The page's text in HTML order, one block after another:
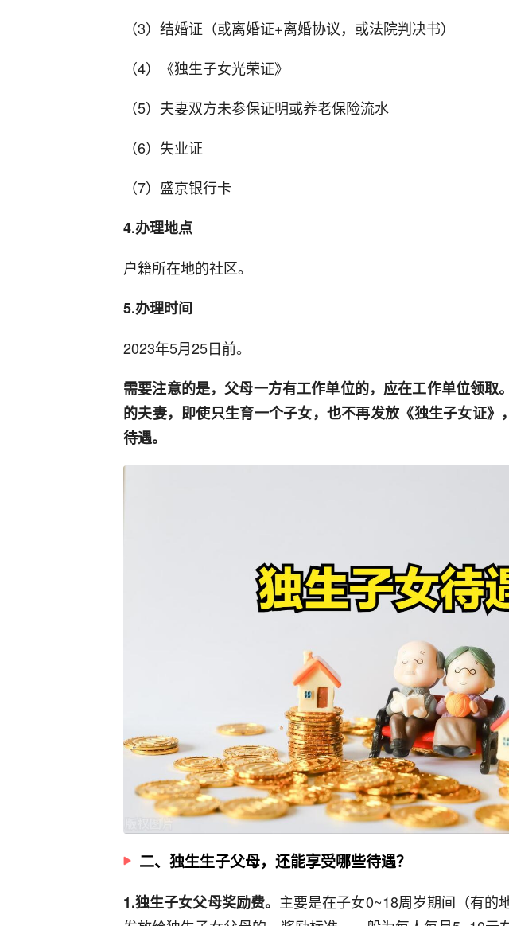
（3）结婚证（或离婚证+离婚协议，或法院判决书）
（4）《独生子女光荣证》
（5）夫妻双方未参保证明或养老保险流水
（6）失业证
（7）盛京银行卡
4.办理地点
户籍所在地的社区。
5.办理时间
2023年5月25日前。
需要注意的是，父母一方有工作单位的，应在工作单位领取
的夫妻，即使只生育一个子女，也不再发放《独生子女证》
待遇。
二、独生生子父母，还能享受哪些待遇？
1.独生子女父母奖励费。 主要是在子女0~18周岁期间（有的